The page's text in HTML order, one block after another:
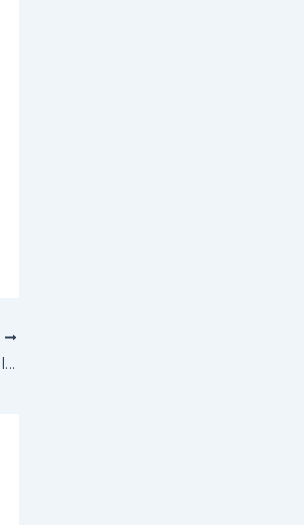
Preguntas frecuentes que realizan en el puesto de migración